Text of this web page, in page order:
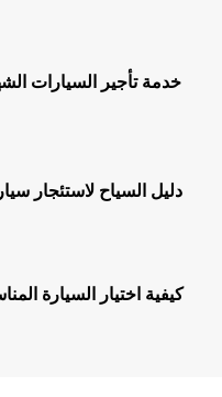
خدمة تأجير السيارات
دليل السياح لاستئجار
كيفية اختيار السيارة